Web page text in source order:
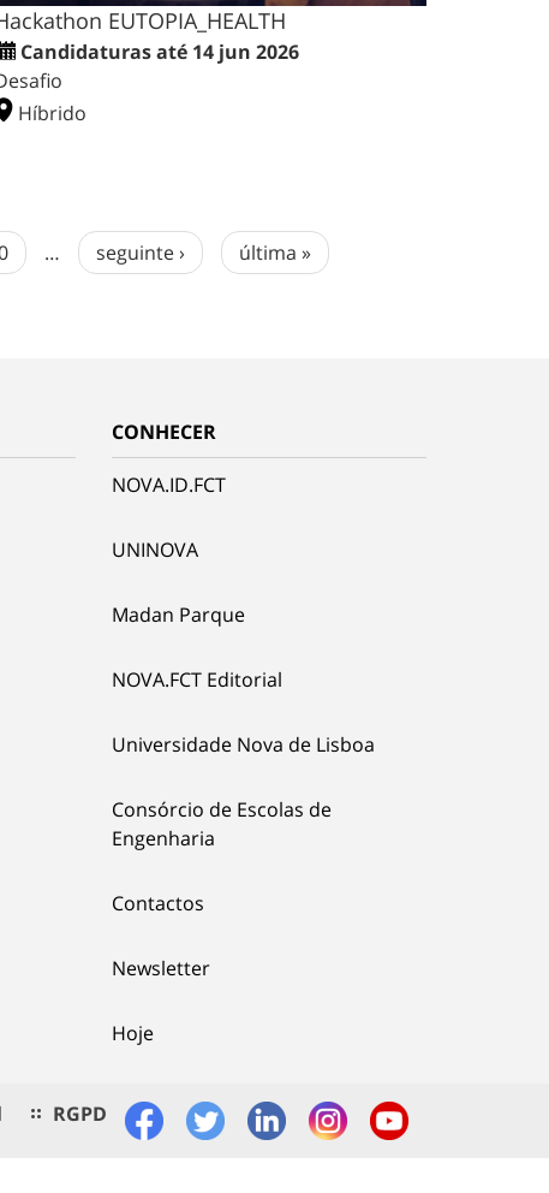
EUTOPIA_HEALTH
Candidaturas até 14 jun 2026
Híbrido
… seguinte › última »
CONHECER
NOVA.ID.FCT
UNINOVA
Madan Parque
NOVA.FCT Editorial
Universidade Nova de Lisboa
Consórcio de Escolas de
Engenharia
Contactos
Newsletter
Hoje
RGPD